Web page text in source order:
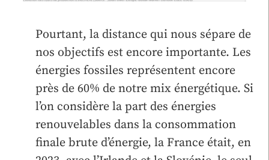
Pourtant, la distance qui nous sépare de
nos objectifs est encore importante. Les
énergies fossiles représentent encore
près de 60% de notre mix énergétique. Si
l’on considère la part des énergies
renouvelables dans la consommation
finale brute d’énergie, la France était, en